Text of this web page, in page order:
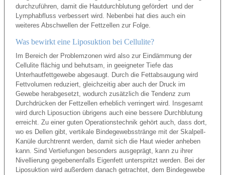
durchzuführen, damit die Hautdurchblutung gefördert und der
Lymphabfluss verbessert wird. Nebenbei hat dies auch ein
weiteres Abschwellen der Fettzellen zur Folge.
Was bewirkt eine Liposuktion bei Cellulite?
Im Bereich der Problemzonen wird also zur Eindämmung der
Cellulite flächig und behutsam, in geeigneter Tiefe das
Unterhautfettgewebe abgesaugt. Durch die Fettabsaugung wird
Fettvolumen reduziert, gleichzeitig aber auch der Druck im
Gewebe herabgesetzt, wodurch zusätzlich die Tendenz zum
Durchdrücken der Fettzellen erheblich verringert wird. Insgesamt
wird durch Liposuction übrigens auch eine bessere Durchblutung
erreicht. Zu einer guten Operationstechnik gehört auch, dass dort,
wo es Dellen gibt, vertikale Bindegewebsstränge mit der Skalpell-
Kanüle durchtrennt werden, damit sich die Haut wieder anheben
kann. Sind Vertiefungen besonders ausgeprägt, kann zu ihrer
Nivellierung gegebenenfalls Eigenfett unterspritzt werden. Bei der
Liposuktion wird außerdem danach getrachtet, dem Bindegewebe